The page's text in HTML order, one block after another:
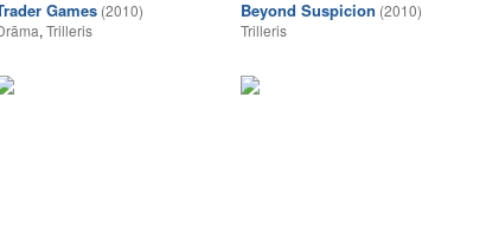
Games (2010)
, Trilleris
Beyond Suspicion (2010)
Trilleris